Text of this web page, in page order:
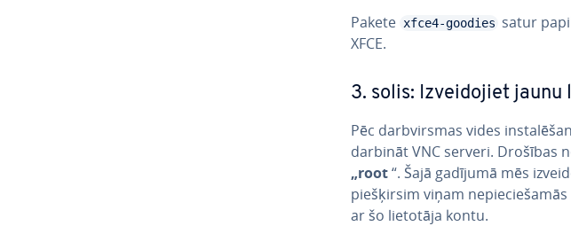
Pakete xfce4-goodies satur
XFCE.
3. solis: Iz­vei­do­jiet jaunu
Pēc darbvir­smas vides
darbināt VNC serveri. Drošības
„root“. Šajā gadījumā mēs
pie­šķir­sim viņam
ar šo lietotāja kontu.